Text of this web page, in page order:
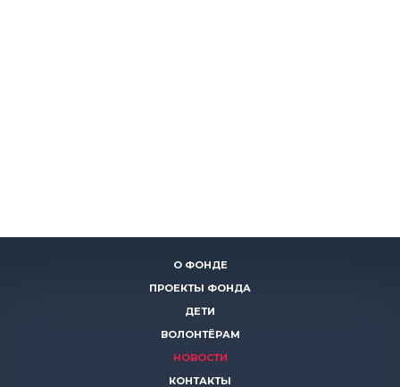
О ФОНДЕ
ПРОЕКТЫ ФОНДА
ДЕТИ
ВОЛОНТЁРАМ
НОВОСТИ
КОНТАКТЫ